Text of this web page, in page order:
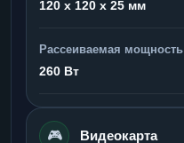
120 x 120 x 25 мм
Рассеиваемая мощность
260 Вт
🎮 Видеокарта